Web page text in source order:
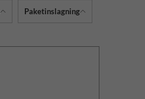
Paketinslagning